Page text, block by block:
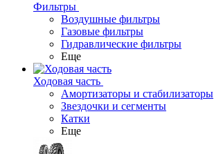
Фильтры
Воздушные фильтры
Газовые фильтры
Гидравлические фильтры
Еще
Ходовая часть
Амортизаторы и стабилизаторы
Звездочки и сегменты
Катки
Еще